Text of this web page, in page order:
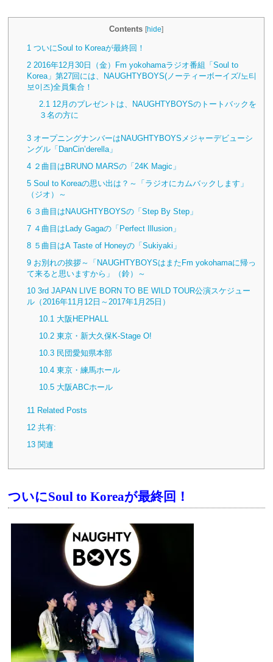
Contents [hide]
1 ついにSoul to Koreaが最終回！
2 2016年12月30日（金）Fm yokohamaラジオ番組「Soul to
Korea」第27回には、NAUGHTYBOYS(ノーティーボーイズ/노티
보이즈)全員集合！
2.1 12月のプレゼントは、NAUGHTYBOYSのトートバックを
３名の方に
3 オープニングナンバーはNAUGHTYBOYSメジャーデビューシ
ングル「DanCin’derella」
4 ２曲目はBRUNO MARSの「24K Magic」
5 Soul to Koreaの思い出は？～「ラジオにカムバックします」
（ジオ）～
6 ３曲目はNAUGHTYBOYSの「Step By Step」
7 ４曲目はLady Gagaの「Perfect Illusion」
8 ５曲目はA Taste of Honeyの「Sukiyaki」
9 お別れの挨拶～「NAUGHTYBOYSはまたFm yokohamaに帰っ
て来ると思いますから」（鈴）～
10 3rd JAPAN LIVE BORN TO BE WILD TOUR公演スケジュー
ル（2016年11月12日～2017年1月25日）
10.1 大阪HEPHALL
10.2 東京・新大久保K-Stage O!
10.3 民団愛知県本部
10.4 東京・練馬ホール
10.5 大阪ABCホール
11 Related Posts
12 共有:
13 関連
ついにSoul to Koreaが最終回！